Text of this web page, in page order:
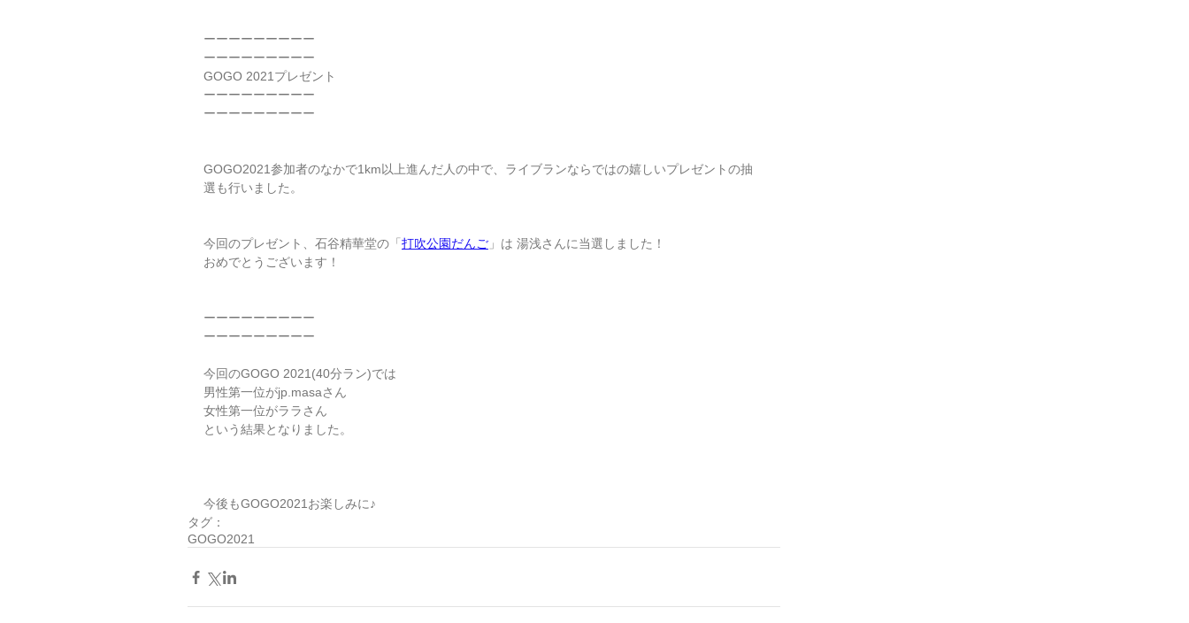
ーーーーーーーーー
ーーーーーーーーー
GOGO 2021プレゼント
ーーーーーーーーー
ーーーーーーーーー
GOGO2021参加者のなかで1km以上進んだ人の中で、ライブランならではの嬉しいプレゼントの抽
選も行いました。
今回のプレゼント、石谷精華堂の「 打吹公園だんご 」は 湯浅さんに当選しました！
おめでとうございます！
ーーーーーーーーー
ーーーーーーーーー
今回のGOGO 2021(40分ラン)では
男性第一位がjp.masaさん
女性第一位がララさん
という結果となりました。
今後もGOGO2021お楽しみに♪
タグ：
GOGO2021